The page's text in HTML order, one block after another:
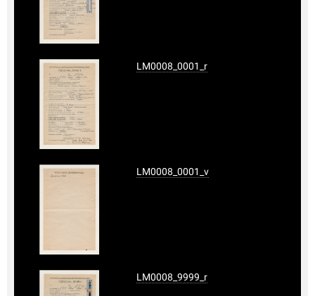
LM0008_0001_r
LM0008_0001_v
LM0008_9999_r